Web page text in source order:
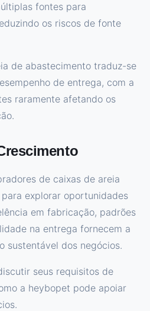
fontes para
os riscos de fonte
de abastecimento traduz-se
de entrega, com a
raramente afetando os
de caixas de areia
explorar oportunidades
em fabricação, padrões
na entrega fornecem a
sustentável dos negócios.
seus requisitos de
a heybopet pode apoiar